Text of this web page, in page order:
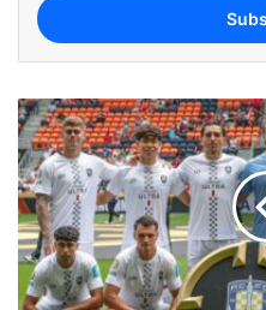
e
o
u
r
E
m
a
i
l
a